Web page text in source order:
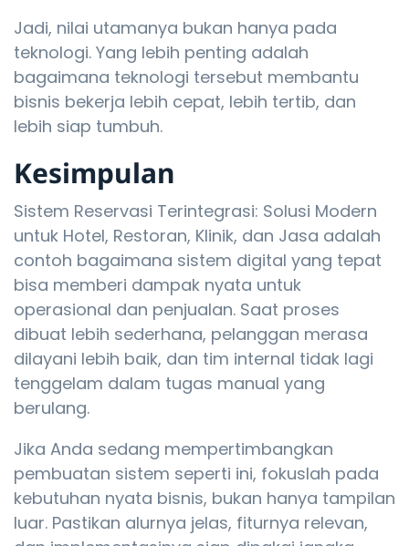
Jadi, nilai utamanya bukan hanya pada
teknologi. Yang lebih penting adalah
bagaimana teknologi tersebut membantu
bisnis bekerja lebih cepat, lebih tertib, dan
lebih siap tumbuh.
Kesimpulan
Sistem Reservasi Terintegrasi: Solusi Modern
untuk Hotel, Restoran, Klinik, dan Jasa adalah
contoh bagaimana sistem digital yang tepat
bisa memberi dampak nyata untuk
operasional dan penjualan. Saat proses
dibuat lebih sederhana, pelanggan merasa
dilayani lebih baik, dan tim internal tidak lagi
tenggelam dalam tugas manual yang
berulang.
Jika Anda sedang mempertimbangkan
pembuatan sistem seperti ini, fokuslah pada
kebutuhan nyata bisnis, bukan hanya tampilan
luar. Pastikan alurnya jelas, fiturnya relevan,